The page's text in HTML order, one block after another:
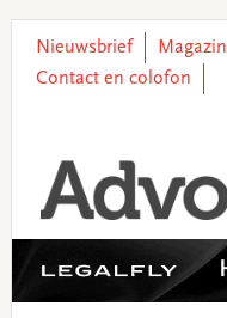
primary
main
primary
footer
Nieuwsbrief
Contact en colofon